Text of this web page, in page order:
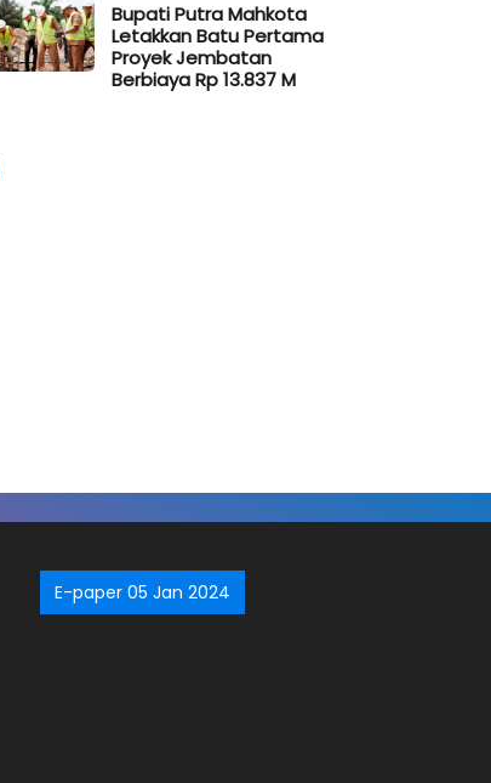
Bupati Putra Mahkota
Letakkan Batu Pertama
Proyek Jembatan
Berbiaya Rp 13.837 M
E-paper 05 Jan 2024